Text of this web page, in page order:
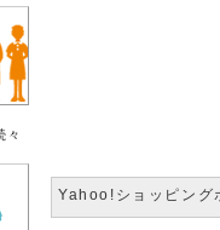
Yahoo!ショッピング
々